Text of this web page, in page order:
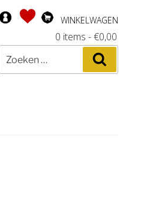
WINKELWAGEN
-€0,00
0 items
naar: